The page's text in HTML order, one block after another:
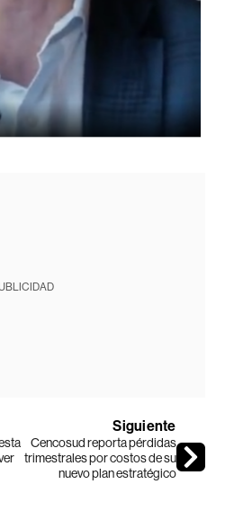
Siguiente
Cencosud reporta pérdidas
trimestrales por costos de su
nuevo plan estratégico